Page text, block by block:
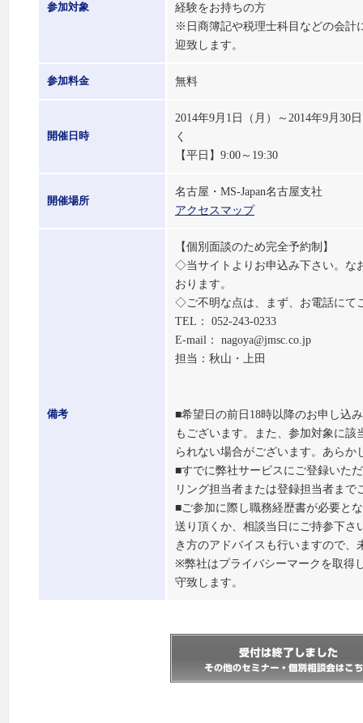
参加対象
経験をお持ちの方
※日商簿記や税理士科目などの会計
迎致します。
参加料金 無料
開催日時
2014年9月1日（月）～2014年9月
く
【平日】9:00～19:30
開催場所
名古屋・MS-Japan名古屋支社
アクセスマップ
備考
【個別面談のため完全予約制】
◇当サイトよりお申込み下さい。な
おります。
◇ご不明な点は、まず、お電話にて
TEL： 052-243-0233
E-mail： nagoya@jmsc.co.jp
担当：秋山・上田
■希望日の前日18時以降のお申し込
もございます。また、参加対象に
られない場合がございます。あらか
■すでに弊社サービスにご登録いた
リング担当者または登録担当者まで
■ご参加に際し職務経歴書が必要と
送り頂くか、相談当日にご持参下さ
き方のアドバイスも行いますので
※弊社はプライバシーマークを取得
守致します。